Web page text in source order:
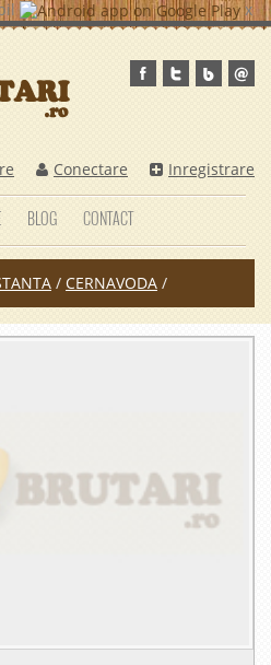
x
Conectare Inregistrare
BLOG CONTACT
/ CERNAVODA /